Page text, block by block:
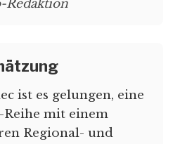
Redaktion
ist es gelungen, eine
mit einem
Regional- und